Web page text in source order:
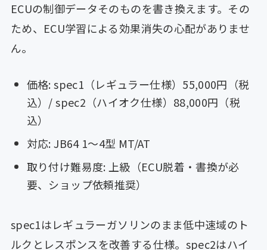
ECUの制御データそのものを書き換えます。その
ため、ECU学習による効果消失の心配がありませ
ん。
価格: spec1（レギュラー仕様）55,000円（税
込）/ spec2（ハイオク仕様）88,000円（税
込）
対応: JB64 1〜4型 MT/AT
取り付け難易度: 上級（ECU脱着・書換が必
要、ショップ依頼推奨）
spec1はレギュラーガソリンのまま低中速域のト
ルクとレスポンスを改善する仕様。spec2はハイ